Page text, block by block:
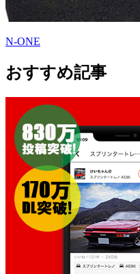
N-ONE
おすすめ記事